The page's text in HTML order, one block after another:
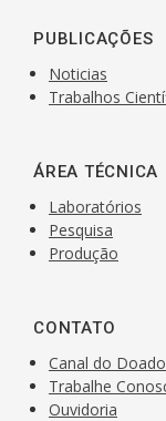
PUBLICAÇÕES
Noticias
Trabalhos
ÁREA TÉCNICA
Laboratórios
Pesquisa
Produção
CONTATO
Canal do
Trabalhe
Ouvidoria